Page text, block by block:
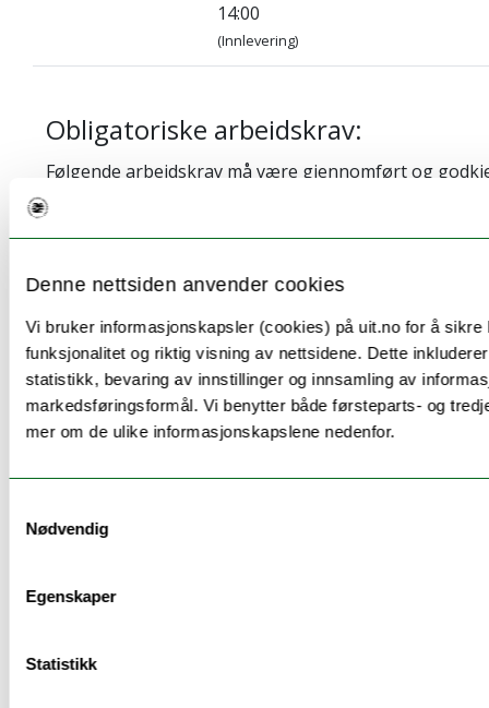
Denne nettsiden anvender cookies
Vi bruker informasjonskapsler (cookies) på uit.no for å sikre
funksjonalitet og riktig visning av nettsidene. Dette
statistikk, bevaring av innstillinger og innsamling av
markedsføringsformål. Vi benytter både førsteparts- og
mer om de ulike informasjonskapslene nedenfor.
Nødvendig
Egenskaper
Statistikk
14:00
(Innlevering)
Obligatoriske arbeidskrav:
Følgende arbeidskrav må være gjennomført og
framstille seg til eksamen:
UiTs samleside om eksamen
ni innleveringer være besvart og godkjent.
Mer info om vurderingsform